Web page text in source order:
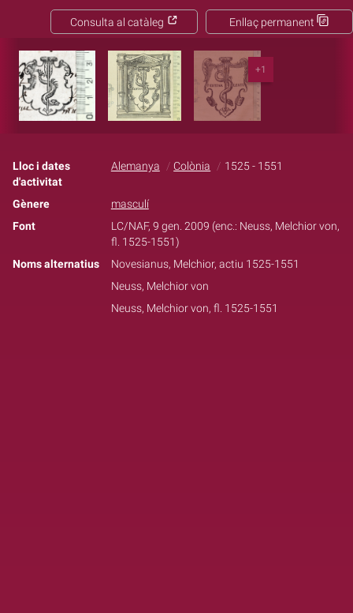
Enllaç permanent
Consulta al catàleg
+1
Lloc i dates
d'activitat
Alemanya Colònia 1525 - 1551
Gènere
masculí
Font
LC/NAF, 9 gen. 2009 (enc.: Neuss, Melchior von,
fl. 1525-1551)
Noms alternatius
Novesianus, Melchior, actiu 1525-1551
Neuss, Melchior von
Neuss, Melchior von, fl. 1525-1551